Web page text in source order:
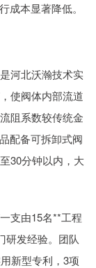
成本显著降低。
河北沃瀚技术实
使阀体内部流道
阻系数较传统金
配备可拆卸式阀
30分钟以内，大
支由15名**工程
研发经验。团队
新型专利，3项